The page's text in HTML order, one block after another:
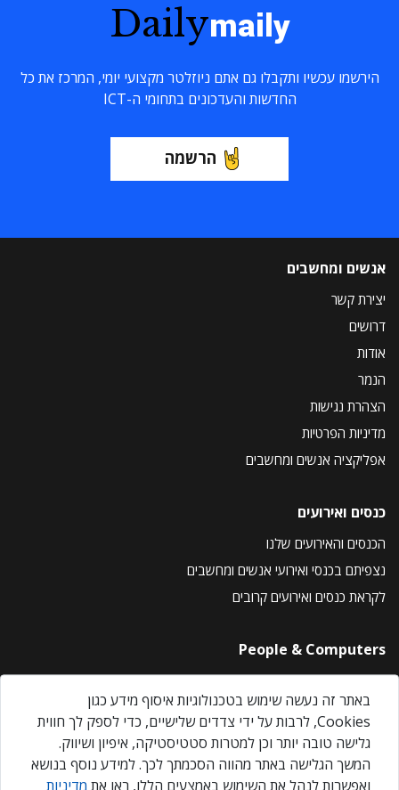
Dailymaily
הירשמו עכשיו ותקבלו גם אתם ניוזלטר מקצועי יומי, המרכז את כל
החדשות והעדכונים בתחומי ה-ICT
הרשמה
אנשים ומחשבים
יצירת קשר
דרושים
אודות
הנמר
הצהרת נגישות
מדיניות הפרטיות
אפליקציה אנשים ומחשבים
כנסים ואירועים
הכנסים והאירועים שלנו
נצפיתם בכנסי ואירועי אנשים ומחשבים
לקראת כנסים ואירועים קרובים
People & Computers
About Us
Privacy Policy
Contact Us
Our Events
באתר זה נעשה שימוש בטכנולוגיות איסוף מידע כגון
Cookies, לרבות על ידי צדדים שלישיים, כדי לספק לך חווית
גלישה טובה יותר וכן למטרות סטטיסטיקה, איפיון ושיווק.
המשך הגלישה באתר מהווה הסכמתך לכך. למידע נוסף בנושא
ואפשרות לנהל את השימוש באמצעים הללו, ראו את מדיניות